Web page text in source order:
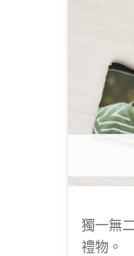
獨一無
禮物。